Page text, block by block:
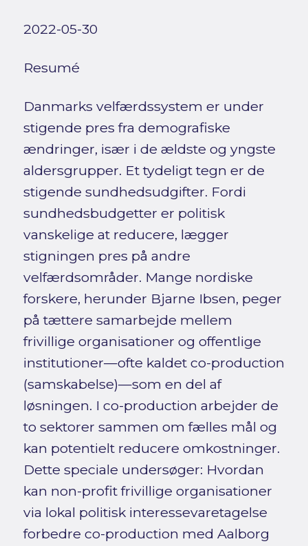
2022-05-30
Resumé
Danmarks velfærdssystem er under
stigende pres fra demografiske
ændringer, især i de ældste og yngste
aldersgrupper. Et tydeligt tegn er de
stigende sundhedsudgifter. Fordi
sundhedsbudgetter er politisk
vanskelige at reducere, lægger
stigningen pres på andre
velfærdsområder. Mange nordiske
forskere, herunder Bjarne Ibsen, peger
på tættere samarbejde mellem
frivillige organisationer og offentlige
institutioner—ofte kaldet co-production
(samskabelse)—som en del af
løsningen. I co-production arbejder de
to sektorer sammen om fælles mål og
kan potentielt reducere omkostninger.
Dette speciale undersøger: Hvordan
kan non-profit frivillige organisationer
via lokal politisk interessevaretagelse
forbedre co-production med Aalborg